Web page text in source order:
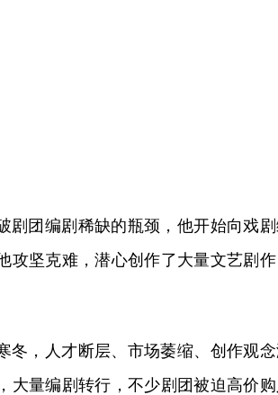
剧团编剧稀缺的瓶颈，他开始向戏
坚克难，潜心创作了大量文艺剧作
冬，人才断层、市场萎缩、创作观
大量编剧转行，不少剧团被迫高价购